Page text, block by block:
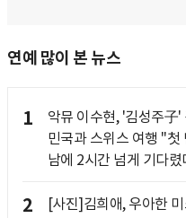
연예 많이 본 뉴스
1
악뮤 이수현, '김성주子'
민국과 스위스 여행 "첫
남에 2시간 넘게 기다렸
2 [사진]김희애, 우아한